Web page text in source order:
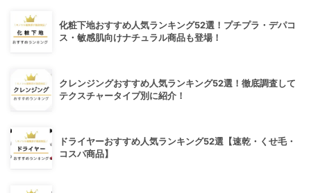
化粧下地おすすめ人気ランキング52選！プチプラ・デパコ
ス・敏感肌向けナチュラル商品も登場！
クレンジングおすすめ人気ランキング52選！徹底調査して
テクスチャータイプ別に紹介！
ドライヤーおすすめ人気ランキング52選【速乾・くせ毛・
コスパ商品】